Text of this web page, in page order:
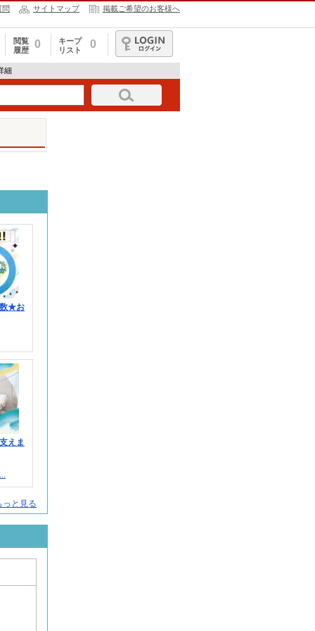
問 サイトマップ 掲載ご希望のお客様へ
閲覧
履歴
0
キープ
リスト
0
ログイン
細
数★お
えま
と見る